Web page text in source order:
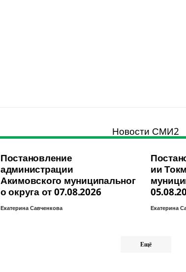
Новости СМИ2
Постановление
администрации
Акимовского муниципальног
о округа от 07.08.2026
Екатерина Савченкова
ии
Екатерина
Ещё